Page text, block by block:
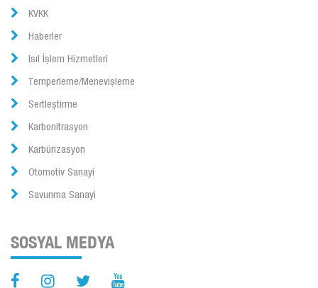
KVKK
Haberler
Isıl İşlem Hizmetleri
Temperleme/Menevişleme
Sertleştirme
Karbonitrasyon
Karbürizasyon
Otomotiv Sanayi
Savunma Sanayi
SOSYAL MEDYA